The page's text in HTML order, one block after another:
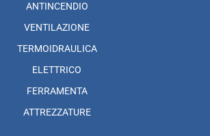
ANTINCENDIO
VENTILAZIONE
TERMOIDRAULICA
ELETTRICO
FERRAMENTA
ATTREZZATURE